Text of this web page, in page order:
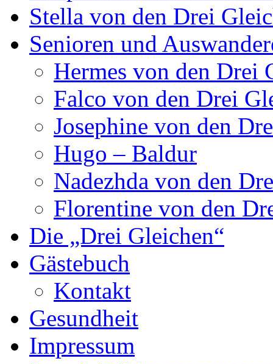
Stella von den Drei
Senioren und
Hermes von den Drei
Falco von den Drei
Josephine von den
Hugo – Baldur
Nadezhda von den
Florentine von den
Die „Drei Gleichen“
Gästebuch
Kontakt
Gesundheit
Impressum